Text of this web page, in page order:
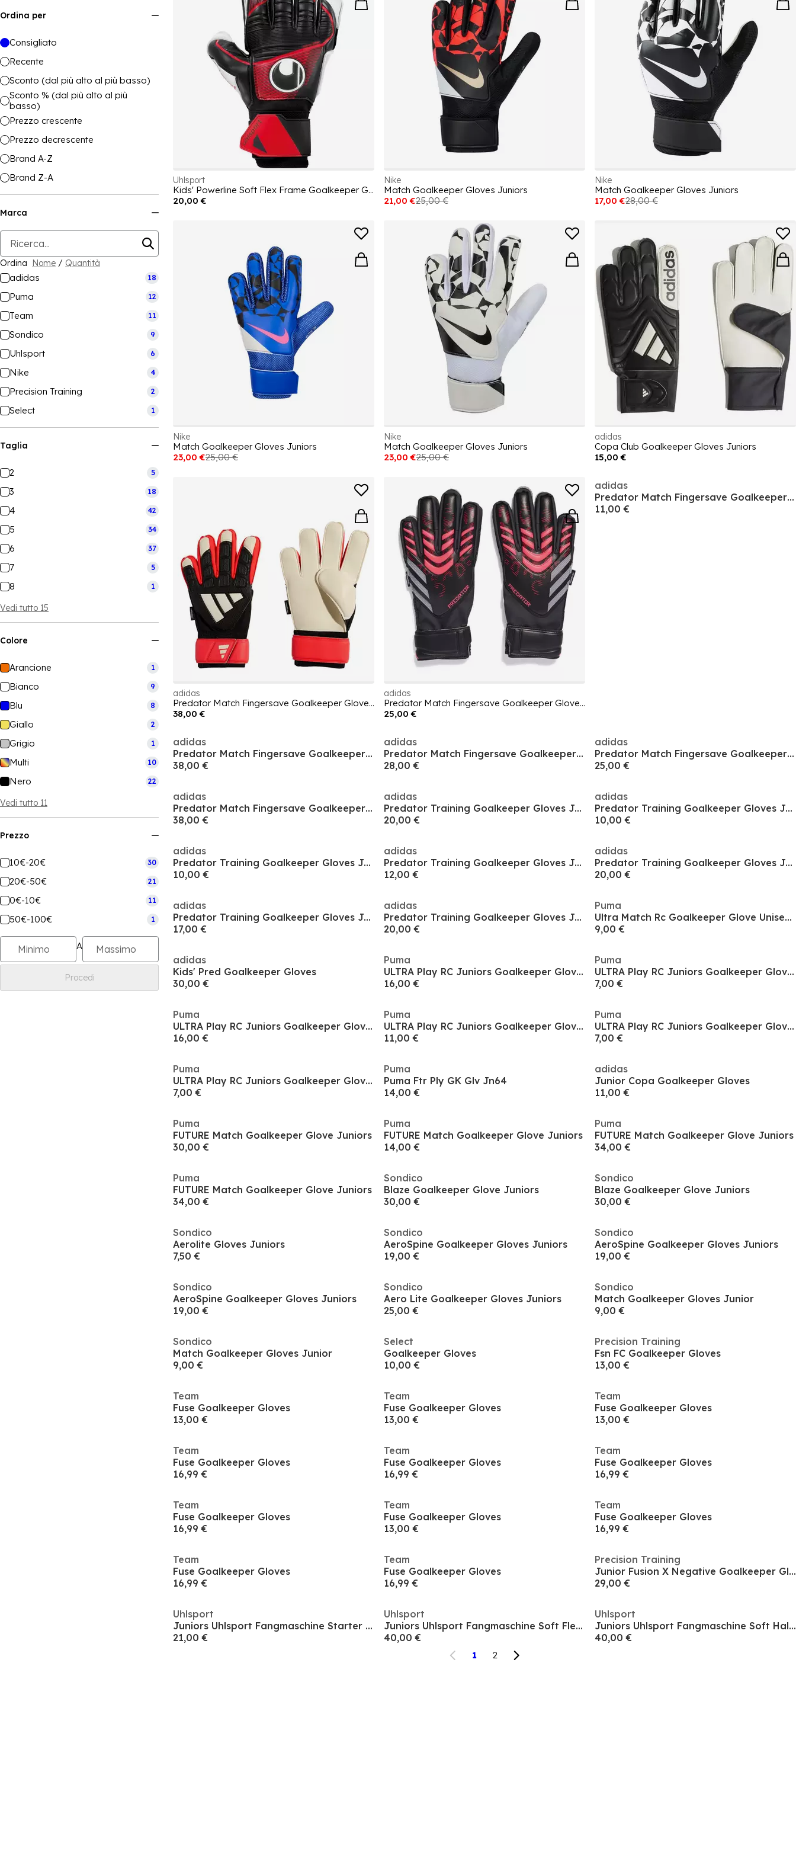
Ordina per
Consigliato
Recente
Sconto (dal più alto al più basso)
Sconto % (dal più alto al più
basso)
Prezzo crescente
Prezzo decrescente
Brand A-Z
Brand Z-A
Marca
Ordina Nome / Quantità
adidas 18
Puma 12
Team 11
Sondico 9
Uhlsport 6
Nike 4
Precision Training 2
Select 1
Taglia
2 5
3 18
4 42
5 34
6 37
7 5
8 1
Vedi tutto 15
Colore
Arancione 1
Bianco 9
Blu 8
Giallo 2
Grigio 1
Multi 10
Nero 22
Vedi tutto 11
Prezzo
10€-20€ 30
20€-50€ 21
0€-10€ 11
50€-100€ 1
A
Procedi
Uhlsport
Kids' Powerline Soft Flex Frame Goalkeeper Gloves
20,00 €
Nike
Match Goalkeeper Gloves Juniors
21,00 €25,00 €
Nike
Match Goalkeeper Gloves Juniors
17,00 €28,00 €
Nike
Match Goalkeeper Gloves Juniors
23,00 €25,00 €
Nike
Match Goalkeeper Gloves Juniors
23,00 €25,00 €
adidas
Copa Club Goalkeeper Gloves Juniors
15,00 €
adidas
Predator Match Fingersave Goalkeeper Gloves Juniors
38,00 €
adidas
Predator Match Fingersave Goalkeeper Gloves Juniors
25,00 €
adidas
Predator Match Fingersave Goalkeeper Gloves Juniors
11,00 €
adidas
Predator Match Fingersave Goalkeeper Gloves Juniors
38,00 €
adidas
Predator Match Fingersave Goalkeeper Gloves Juniors
28,00 €
adidas
Predator Match Fingersave Goalkeeper Gloves Juniors
25,00 €
adidas
Predator Match Fingersave Goalkeeper Gloves Juniors
38,00 €
adidas
Predator Training Goalkeeper Gloves Juniors
20,00 €
adidas
Predator Training Goalkeeper Gloves Juniors
10,00 €
adidas
Predator Training Goalkeeper Gloves Juniors
10,00 €
adidas
Predator Training Goalkeeper Gloves Juniors
12,00 €
adidas
Predator Training Goalkeeper Gloves Juniors
20,00 €
adidas
Predator Training Goalkeeper Gloves Juniors
17,00 €
adidas
Predator Training Goalkeeper Gloves Juniors
20,00 €
Puma
Ultra Match Rc Goalkeeper Glove Unisex Kids
9,00 €
adidas
Kids' Pred Goalkeeper Gloves
30,00 €
Puma
ULTRA Play RC Juniors Goalkeeper Gloves
16,00 €
Puma
ULTRA Play RC Juniors Goalkeeper Gloves
7,00 €
Puma
ULTRA Play RC Juniors Goalkeeper Gloves
16,00 €
Puma
ULTRA Play RC Juniors Goalkeeper Gloves
11,00 €
Puma
ULTRA Play RC Juniors Goalkeeper Gloves
7,00 €
Puma
ULTRA Play RC Juniors Goalkeeper Gloves
7,00 €
Puma
Puma Ftr Ply GK Glv Jn64
14,00 €
adidas
Junior Copa Goalkeeper Gloves
11,00 €
Puma
FUTURE Match Goalkeeper Glove Juniors
30,00 €
Puma
FUTURE Match Goalkeeper Glove Juniors
14,00 €
Puma
FUTURE Match Goalkeeper Glove Juniors
34,00 €
Puma
FUTURE Match Goalkeeper Glove Juniors
34,00 €
Sondico
Blaze Goalkeeper Glove Juniors
30,00 €
Sondico
Blaze Goalkeeper Glove Juniors
30,00 €
Sondico
Aerolite Gloves Juniors
7,50 €
Sondico
AeroSpine Goalkeeper Gloves Juniors
19,00 €
Sondico
AeroSpine Goalkeeper Gloves Juniors
19,00 €
Sondico
AeroSpine Goalkeeper Gloves Juniors
19,00 €
Sondico
Aero Lite Goalkeeper Gloves Juniors
25,00 €
Sondico
Match Goalkeeper Gloves Junior
9,00 €
Sondico
Match Goalkeeper Gloves Junior
9,00 €
Select
Goalkeeper Gloves
10,00 €
Precision Training
Fsn FC Goalkeeper Gloves
13,00 €
Team
Fuse Goalkeeper Gloves
13,00 €
Team
Fuse Goalkeeper Gloves
13,00 €
Team
Fuse Goalkeeper Gloves
13,00 €
Team
Fuse Goalkeeper Gloves
16,99 €
Team
Fuse Goalkeeper Gloves
16,99 €
Team
Fuse Goalkeeper Gloves
16,99 €
Team
Fuse Goalkeeper Gloves
16,99 €
Team
Fuse Goalkeeper Gloves
13,00 €
Team
Fuse Goalkeeper Gloves
16,99 €
Team
Fuse Goalkeeper Gloves
16,99 €
Team
Fuse Goalkeeper Gloves
16,99 €
Precision Training
Junior Fusion X Negative Goalkeeper Gloves
29,00 €
Uhlsport
Juniors Uhlsport Fangmaschine Starter Soft
21,00 €
Uhlsport
Juniors Uhlsport Fangmaschine Soft Flex Frame
40,00 €
Uhlsport
Juniors Uhlsport Fangmaschine Soft Half Negative Pro
40,00 €
1 2